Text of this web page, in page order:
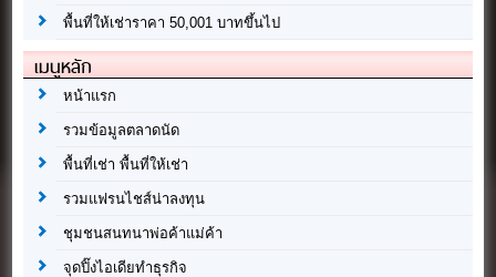
พื้นที่ให้เช่าราคา 50,001 บาทขึ้นไป
เมนูหลัก
หน้าแรก
รวมข้อมูลตลาดนัด
พื้นที่เช่า พื้นที่ให้เช่า
รวมแฟรนไชส์น่าลงทุน
ชุมชนสนทนาพ่อค้าแม่ค้า
จุดปิ๊งไอเดียทำธุรกิจ